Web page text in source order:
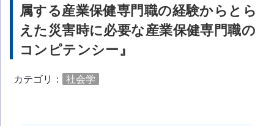
属する産業保健専門職の経験からとら
えた災害時に必要な産業保健専門職の
コンピテンシー』
カテゴリ： 社会学